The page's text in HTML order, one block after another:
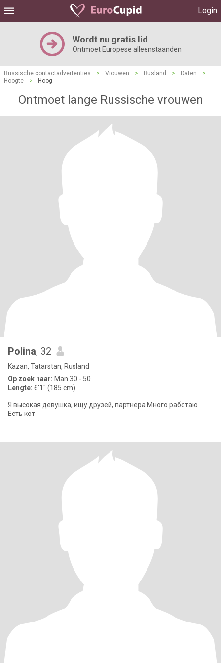
Login
Wordt nu gratis lid
Ontmoet Europese alleenstaanden
Russische contactadvertenties > Vrouwen > Rusland > Daten
>
Hoogte
> Hoog
Ontmoet lange Russische vrouwen
Polina, 32
Kazan, Tatarstan, Rusland
Op zoek naar: Man 30 - 50
Lengte: 6'1" (185 cm)
Я высокая девушка, ищу друзей, партнера Много работаю
Есть кот